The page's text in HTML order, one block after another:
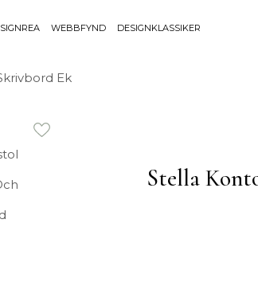
Lampor
Dynor
WEBBFYND DESIGNKLASSIKER
Ek
Stella